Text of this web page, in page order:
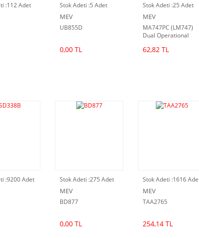
:112 Adet Stok Adeti :5 Adet
MEV
UB855D
0,00 TL
Stok Adeti :25 Adet
MEV
MA747PC (LM747)
Dual Operational
62,82 TL
:9200 Adet Stok Adeti :275 Adet
MEV
BD877
0,00 TL
Stok Adeti :1616
MEV
TAA2765
254,14 TL